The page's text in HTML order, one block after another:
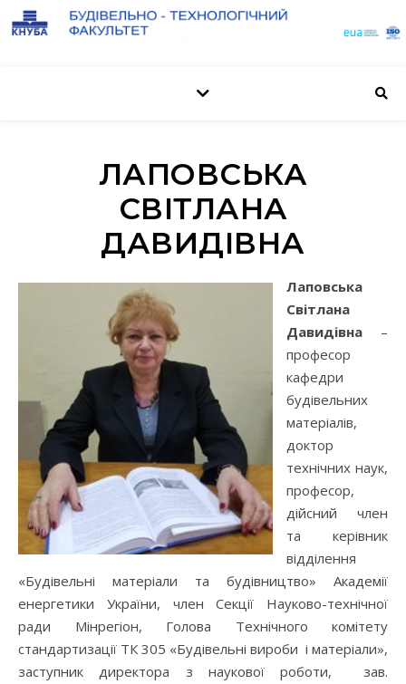
ЛАПОВСЬКА
СВІТЛАНА
ДАВИДІВНА
Лаповська
Світлана
Давидівна –
професор
кафедри
будівельних
матеріалів,
доктор
технічних наук,
професор,
дійсний член
та керівник
відділення
«Будівельні матеріали та будівництво» Академії
енергетики України, член Секції Науково-технічної
ради Мінрегіон, Голова Технічного комітету
стандартизації ТК 305 «Будівельні вироби і матеріали»,
заступник директора з наукової роботи, зав.